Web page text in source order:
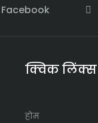
Facebook
क्विक लिंक्स
होम